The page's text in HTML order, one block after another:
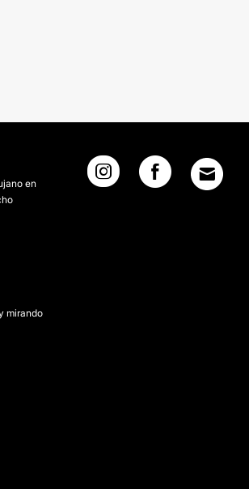
en
mirando